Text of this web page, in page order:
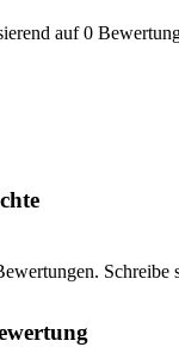
auf 0
Schreibe